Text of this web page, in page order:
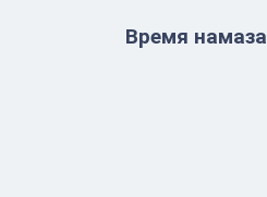
Время намаза